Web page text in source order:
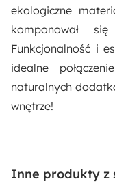
ekologiczne
komponował
Funkcjonalność i
idealne
naturalnych
wnętrze!
Inne produkty z